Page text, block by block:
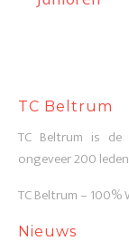
TC Beltrum
TC Beltrum is
ongeveer 200
TC Beltrum – 100%
Nieuws